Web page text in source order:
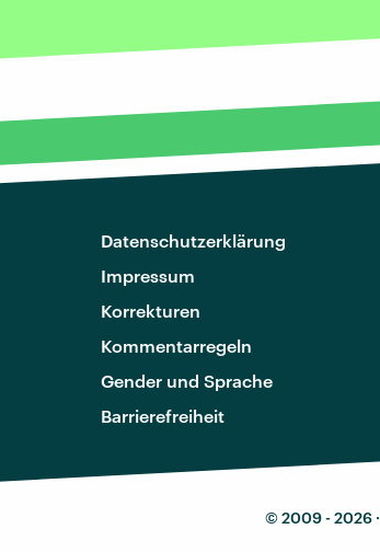
Datenschutzerklärung
Impressum
Korrekturen
Kommentarregeln
Gender und Sprache
Barrierefreiheit
© 2009 - 2026 ·